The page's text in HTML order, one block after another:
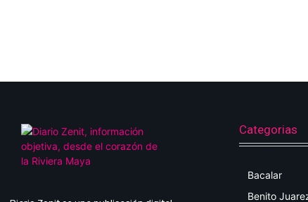
Categorias
Bacalar
Benito